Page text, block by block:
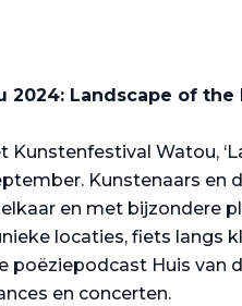
2024: Landscape of the
Kunstenfestival Watou,
Kunstenaars en
en met bijzondere
locaties, fiets
poëziepodcast Huis van
en concerten.